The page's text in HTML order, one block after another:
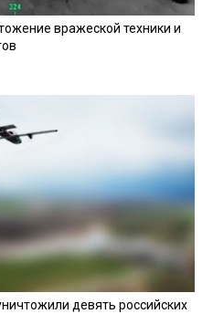
вражеской техники и
девять российских